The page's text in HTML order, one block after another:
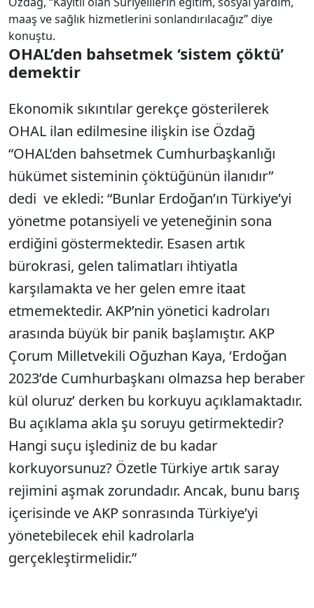
maaş ve sağlık hizmetlerini sonlandırılacağız” diye
konuştu.
OHAL’den bahsetmek ‘sistem çöktü’
demektir
Ekonomik sıkıntılar gerekçe gösterilerek
OHAL ilan edilmesine ilişkin ise Özdağ
“OHAL’den bahsetmek Cumhurbaşkanlığı
hükümet sisteminin çöktüğünün ilanıdır”
dedi ve ekledi: “Bunlar Erdoğan’ın Türkiye’yi
yönetme potansiyeli ve yeteneğinin sona
erdiğini göstermektedir. Esasen artık
bürokrasi, gelen talimatları ihtiyatla
karşılamakta ve her gelen emre itaat
etmemektedir. AKP’nin yönetici kadroları
arasında büyük bir panik başlamıştır. AKP
Çorum Milletvekili Oğuzhan Kaya, ‘Erdoğan
2023’de Cumhurbaşkanı olmazsa hep beraber
kül oluruz’ derken bu korkuyu açıklamaktadır.
Bu açıklama akla şu soruyu getirmektedir?
Hangi suçu işlediniz de bu kadar
korkuyorsunuz? Özetle Türkiye artık saray
rejimini aşmak zorundadır. Ancak, bunu barış
içerisinde ve AKP sonrasında Türkiye’yi
yönetebilecek ehil kadrolarla
gerçekleştirmelidir.”